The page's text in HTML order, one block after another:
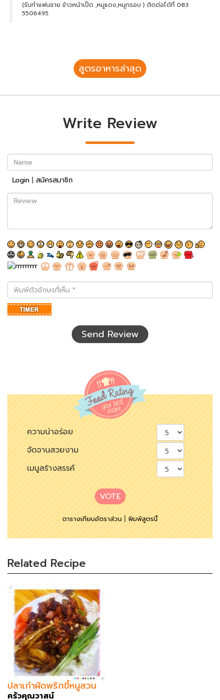
(รับทำแฟนชาย ข้าวหน้าเป็ด ,หมูแดง,หมูกรอบ ) ติดต่อได้ที่ 083
5506495
สูตรอาหารล่าสุด
Write Review
Name
Login | สมัครสมาชิก
Review
พิมพ์
ตัว
อักษร
ที่
Send Review
ความน่าอร่อย
จัดจานสวยงาม
เมนูสร้างสรรค์
VOTE
ตารางเทียบอัตราส่วน|พิมพ์สูตรนี้
Related Recipe
ปลาเก๋าผัดพริกขี้หนูสวน
ครัวคุณวาสน์